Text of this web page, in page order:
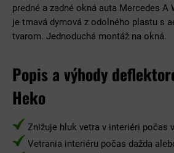
predné a zadné okná auta Mercedes A
je tmavá dymová z odolného plastu s
tvarom. Jednoduchá montáž na okná.
Popis a výhody
Heko
Znižuje hluk vetra v interiéri počas
Vetrania interiéru počas dažda